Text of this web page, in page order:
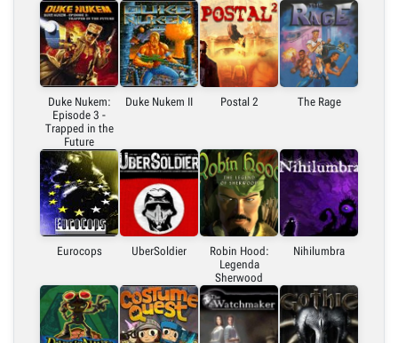
Duke Nukem:
Episode 3 -
Trapped in the
Future
Duke Nukem II Postal 2 The Rage
Eurocops UberSoldier
Robin Hood:
Legenda
Sherwood
Nihilumbra